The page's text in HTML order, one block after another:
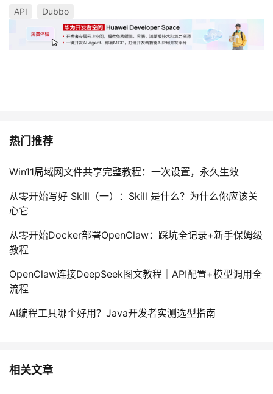
API Dubbo
热门推荐
Win11局域网文件共享完整教程：一次设置，永久生效
从零开始写好 Skill（一）：Skill 是什么？为什么你应该关
心它
从零开始Docker部署OpenClaw：踩坑全记录+新手保姆级
教程
OpenClaw连接DeepSeek图文教程｜API配置+模型调用全
流程
AI编程工具哪个好用？Java开发者实测选型指南
相关文章